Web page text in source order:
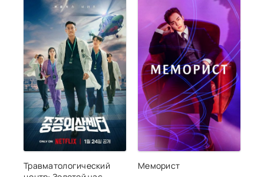
Травматологический
Меморист